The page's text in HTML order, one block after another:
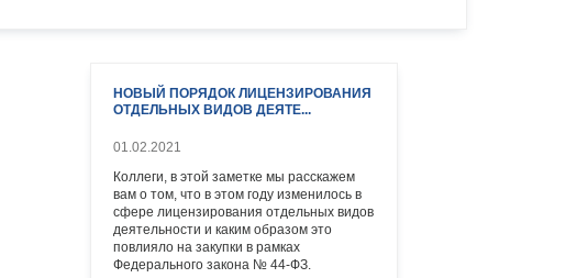
НОВЫЙ ПОРЯДОК ЛИЦЕНЗИРОВАНИЯ
ОТДЕЛЬНЫХ ВИДОВ ДЕЯТЕ...
01.02.2021
Коллеги, в этой заметке мы расскажем
вам о том, что в этом году изменилось в
сфере лицензирования отдельных видов
деятельности и каким образом это
повлияло на закупки в рамках
Федерального закона № 44-ФЗ.